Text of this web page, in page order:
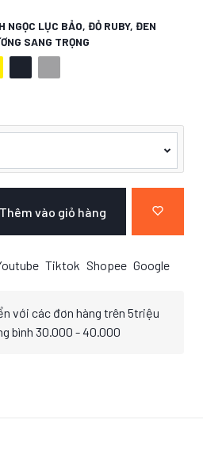
NGỌC LỤC BẢO, ĐỎ RUBY, ĐEN
SANG TRỌNG
Thêm vào giỏ hàng
Tiktok Shopee Google
với các đơn hàng trên 5triệu
bình 30.000 - 40.000